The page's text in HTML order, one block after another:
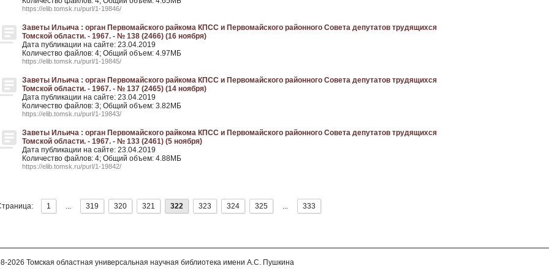
https://elib.tomsk.ru/purl/1-19846/
Заветы Ильича : орган Первомайского райкома КПСС и Первомайского районного Совета депутатов трудящихся
Томской области. - 1967. - № 138 (2466) (16 ноября)
Дата публикации на сайте: 23.04.2019
Количество файлов: 4; Общий объем: 4.97МБ
https://elib.tomsk.ru/purl/1-19845/
Заветы Ильича : орган Первомайского райкома КПСС и Первомайского районного Совета депутатов трудящихся
Томской области. - 1967. - № 137 (2465) (14 ноября)
Дата публикации на сайте: 23.04.2019
Количество файлов: 3; Общий объем: 3.82МБ
https://elib.tomsk.ru/purl/1-19843/
Заветы Ильича : орган Первомайского райкома КПСС и Первомайского районного Совета депутатов трудящихся
Томской области. - 1967. - № 133 (2461) (5 ноября)
Дата публикации на сайте: 23.04.2019
Количество файлов: 4; Общий объем: 4.88МБ
https://elib.tomsk.ru/purl/1-19842/
1 ... 319 320 321 322 323 324 325 ... 333
2026 Томская областная универсальная научная библиотека имени А.С. Пушкина